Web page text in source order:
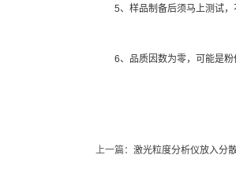
5、样品制备后须马上测试，
6、品质因数为零，可能是粉体
上一篇： 激光粒度分析仪放入分